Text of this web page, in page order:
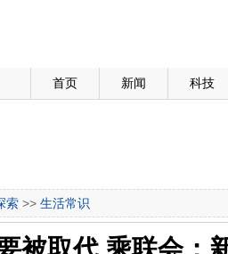
首页 新闻 科技
索 >> 生活常识